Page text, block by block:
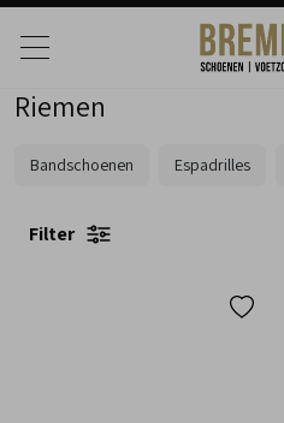
Riemen
Bandschoenen Espadrilles
Filter